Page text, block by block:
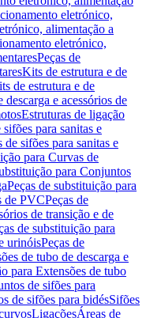
eletrónico,
alimentação a
eletrónico,
Peças de
Kits de estrutura e de
de estrutura e de
e acessórios de
Estruturas de ligação
para sanitas e
sifões para sanitas e
para Curvas de
para Conjuntos
Peças de substituição para
de PVCPeças de
de transição e de
de substituição para
urinóisPeças de
de tubo de descarga e
para Extensões de tubo
de sifões para
de sifões para bidésSifões
LigaçõesÁreas de